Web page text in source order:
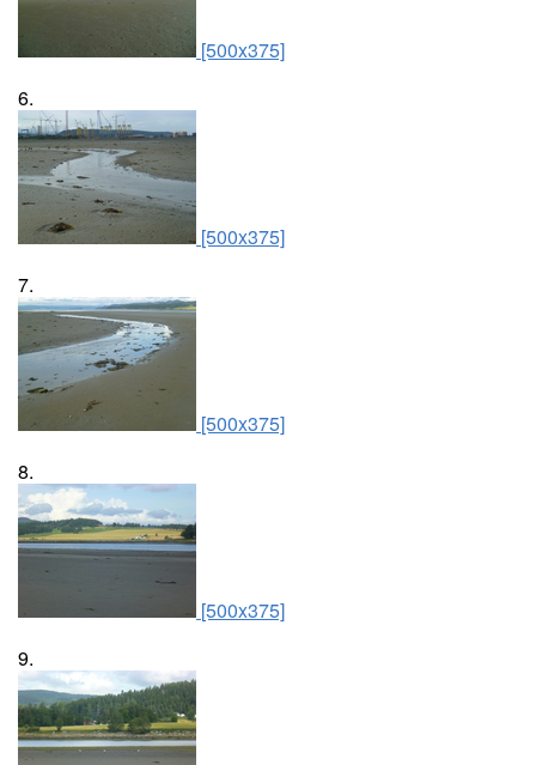
[500x375]
6.
[500x375]
7.
[500x375]
8.
[500x375]
9.